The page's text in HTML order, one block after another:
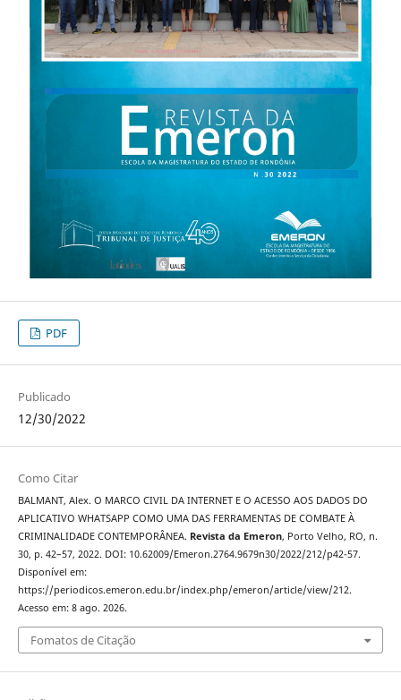
PDF
Publicado
12/30/2022
Como Citar
BALMANT, Alex. O MARCO CIVIL DA INTERNET E O ACESSO AOS DADOS DO
APLICATIVO WHATSAPP COMO UMA DAS FERRAMENTAS DE COMBATE À
CRIMINALIDADE CONTEMPORÂNEA. Revista da Emeron, Porto Velho, RO, n.
30, p. 42–57, 2022. DOI: 10.62009/Emeron.2764.9679n30/2022/212/p42-57.
Disponível em:
https://periodicos.emeron.edu.br/index.php/emeron/article/view/212.
Acesso em: 8 ago. 2026.
Fomatos de Citação